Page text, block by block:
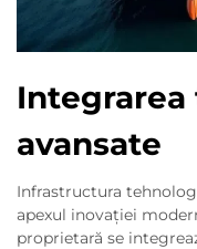
avansate
Infrastructura
apexul inovației
proprietară se